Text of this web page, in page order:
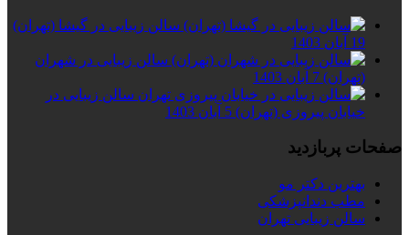
سالن زیبایی در گیشا (تهران)
19 آبان 1403
سالن زیبایی در شهران
(تهران) 7 آبان 1403
سالن زیبایی در
خیابان پیروزی (تهران) 5 آبان 1403
صفحات پربازدید
بهترین دکتر مو
مطب دندانپزشکی
سالن زیبایی تهران